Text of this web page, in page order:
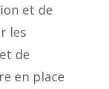
et de
les
de
en place